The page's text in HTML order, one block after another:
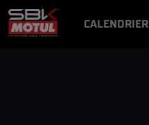
CALENDRIER